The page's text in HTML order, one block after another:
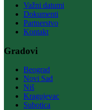
Važni datumi
Dokumenti
Partnerstvo
Kontakt
Gradovi
Beograd
Novi Sad
Niš
Kragujevac
Subotica